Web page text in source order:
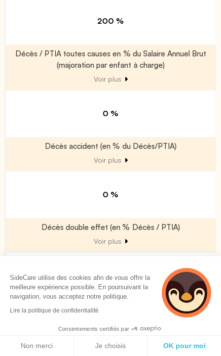
200 %
Décès / PTIA toutes causes en % du Salaire Annuel Brut
(majoration par enfant à charge)
Voir plus
0 %
Décès accident (en % du Décès/PTIA)
Voir plus
0 %
Décès double effet (en % Décès / PTIA)
Voir plus
0 %
Allocation obsèques
0.0 % PMSS
SideCare utilise des cookies afin de vous offrir la
meilleure expérience possible. En poursuivant la
navigation, vous acceptez notre politique.
Lire la politique de confidentialité
Consentements certifiés par
Non merci Je choisis OK pour moi